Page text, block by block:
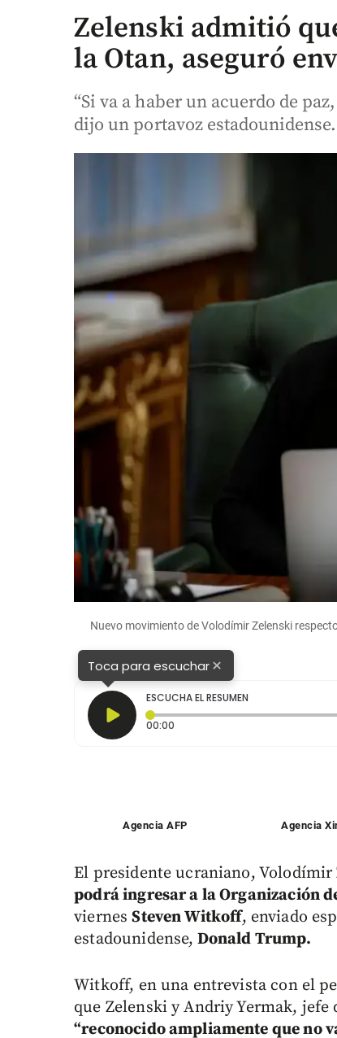
Zelenski admitió
la Otan, aseguró
“Si va a haber un acuerdo de
dijo un portavoz estadounidense.
Nuevo movimiento de Volodímir Zelenski
Toca para escuchar×
ESCUCHA EL RESUMEN
00:00
Agencia AFP Agencia
El presidente ucraniano,
podrá ingresar a la Organización
viernesSteven Witkoff, enviado
estadounidense, Donald Trump.
Witkoff, en una entrevista con el
que Zelenski y Andriy Yermak,
“reconocido ampliamente que no